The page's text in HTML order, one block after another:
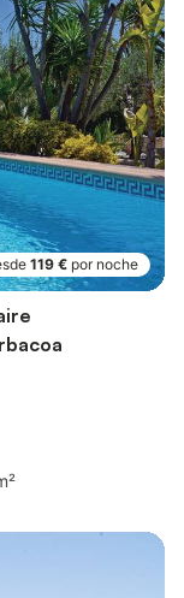
119 € por noche